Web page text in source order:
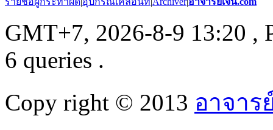
GMT+7, 2026-8-9 13:20 ,
6 queries .
Copy right © 2013 อาจาร